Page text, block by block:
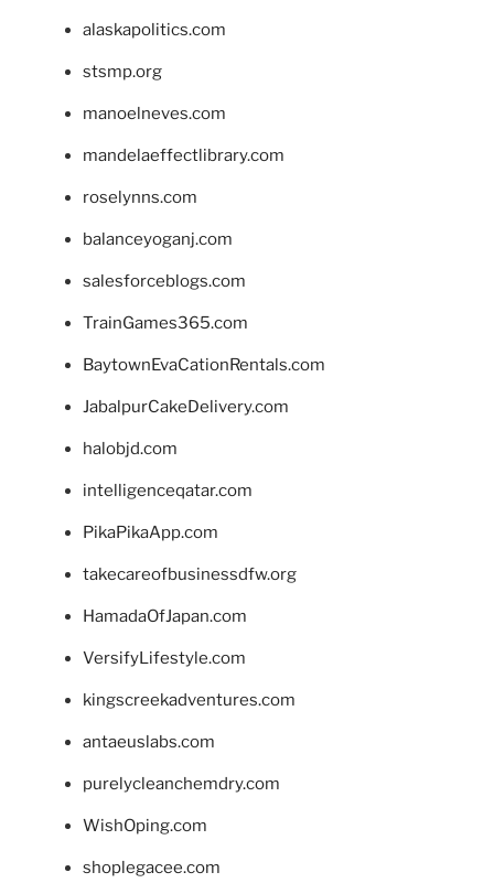
alaskapolitics.com
stsmp.org
manoelneves.com
mandelaeffectlibrary.com
roselynns.com
balanceyoganj.com
salesforceblogs.com
TrainGames365.com
BaytownEvaCationRentals.com
JabalpurCakeDelivery.com
halobjd.com
intelligenceqatar.com
PikaPikaApp.com
takecareofbusinessdfw.org
HamadaOfJapan.com
VersifyLifestyle.com
kingscreekadventures.com
antaeuslabs.com
purelycleanchemdry.com
WishOping.com
shoplegacee.com